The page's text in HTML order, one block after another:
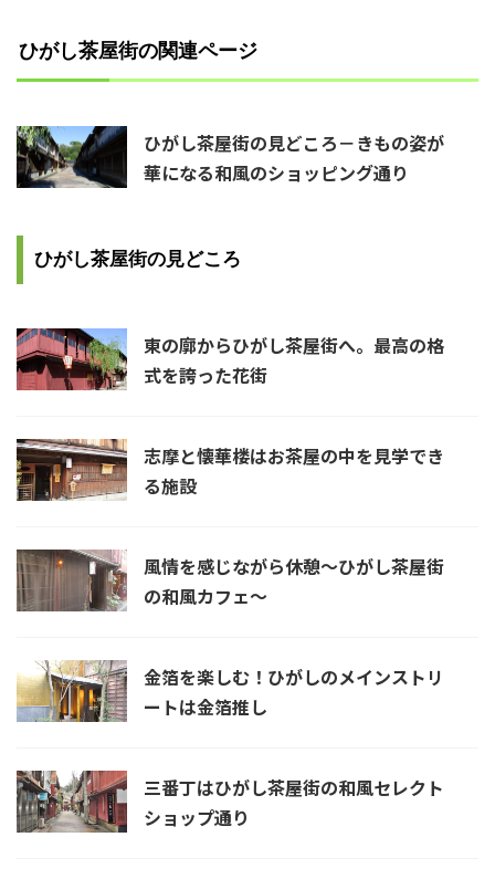
ひがし茶屋街の関連ページ
ひがし茶屋街の見どころ－きもの姿が
華になる和風のショッピング通り
ひがし茶屋街の見どころ
東の廓からひがし茶屋街へ。最高の格
式を誇った花街
志摩と懐華楼はお茶屋の中を見学でき
る施設
風情を感じながら休憩～ひがし茶屋街
の和風カフェ～
金箔を楽しむ！ひがしのメインストリ
ートは金箔推し
三番丁はひがし茶屋街の和風セレクト
ショップ通り